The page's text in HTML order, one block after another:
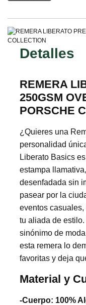
Detalles
REMERA
250GSM
PORSCHE
¿Quieres una
personalidad
Liberato Basics
estampa
desenfadada sin
pasear por la
eventos
tu aliada de
sinónimo de
esta remera lo
favoritas y deja
Material y
-Cuerpo: 100%